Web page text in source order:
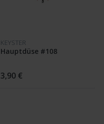
KEYSTER
Hauptdüse #108
3,90 €